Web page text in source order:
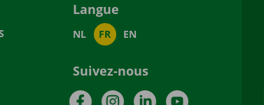
Langue
NL FR EN
Suivez-nous
FacebookInstagramLinkedInYouTube